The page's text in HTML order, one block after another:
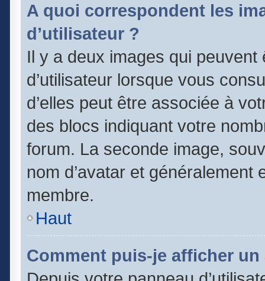
A quoi correspondent les
d’utilisateur ?
Il y a deux images qui
d’utilisateur lorsque vous
d’elles peut être associée à
des blocs indiquant votre
forum. La seconde image,
nom d’avatar et
membre.
Haut
Comment puis-je afficher un